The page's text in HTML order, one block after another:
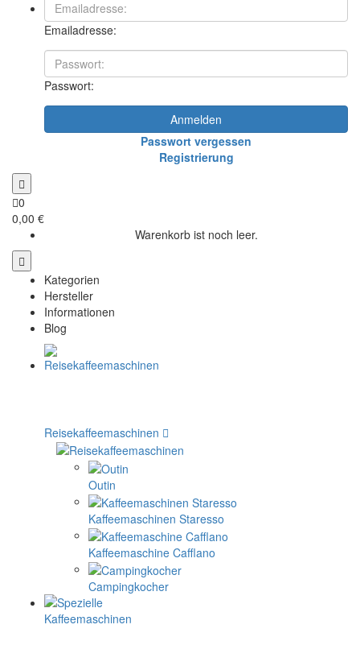
Emailadresse:
Passwort:
Anmelden
Passwort vergessen
Registrierung
0
0,00 €
Warenkorb ist noch leer.
Kategorien
Hersteller
Informationen
Blog
Reisekaffeemaschinen
Outin
Kaffeemaschinen Staresso
Kaffeemaschine Cafflano
Campingkocher